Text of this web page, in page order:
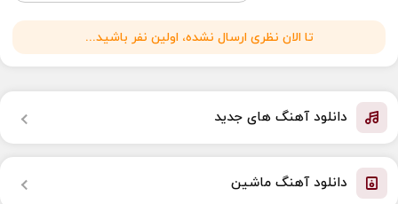
تا الان نظری ارسال نشده، اولین نفر باشید...
دانلود آهنگ های جدید
دانلود آهنگ ماشین